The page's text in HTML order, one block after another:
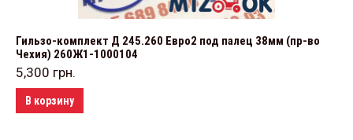
Гильзо-комплект Д 245.260 Евро2 под палец 38мм (пр-во
Чехия) 260Ж1-1000104
5,300 грн.
В корзину